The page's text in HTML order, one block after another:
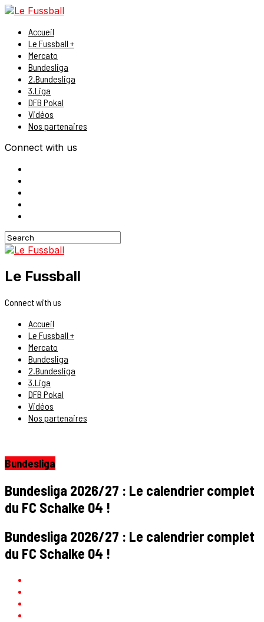
Accueil
Le Fussball +
Mercato
Bundesliga
2.Bundesliga
3.Liga
DFB Pokal
Vidéos
Nos partenaires
Connect with us
Le Fussball
Connect with us
Accueil
Le Fussball +
Mercato
Bundesliga
2.Bundesliga
3.Liga
DFB Pokal
Vidéos
Nos partenaires
Bundesliga
Bundesliga 2026/27 : Le calendrier complet
du FC Schalke 04 !
Bundesliga 2026/27 : Le calendrier complet
du FC Schalke 04 !